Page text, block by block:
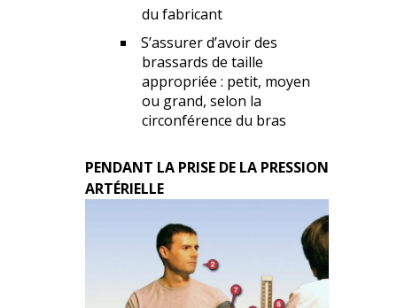
du fabricant
S’assurer d’avoir des
brassards de taille
appropriée : petit, moyen
ou grand, selon la
circonférence du bras
PENDANT LA PRISE DE LA PRESSION
ARTÉRIELLE